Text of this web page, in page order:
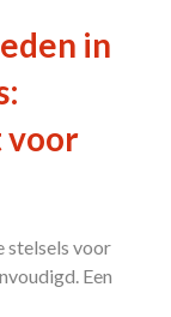
in
voor
stelsels voor
Een